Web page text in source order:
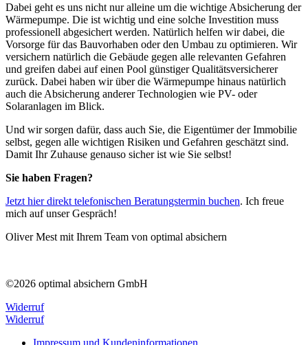
Dabei geht es uns nicht nur alleine um die wichtige Absicherung der
Wärmepumpe. Die ist wichtig und eine solche Investition muss
professionell abgesichert werden. Natürlich helfen wir dabei, die
Vorsorge für das Bauvorhaben oder den Umbau zu optimieren. Wir
versichern natürlich die Gebäude gegen alle relevanten Gefahren
und greifen dabei auf einen Pool günstiger Qualitätsversicherer
zurück. Dabei haben wir über die Wärmepumpe hinaus natürlich
auch die Absicherung anderer Technologien wie PV- oder
Solaranlagen im Blick.
Und wir sorgen dafür, dass auch Sie, die Eigentümer der Immobilie
selbst, gegen alle wichtigen Risiken und Gefahren geschätzt sind.
Damit Ihr Zuhause genauso sicher ist wie Sie selbst!
Sie haben Fragen?
Jetzt hier direkt telefonischen Beratungstermin buchen. Ich freue
mich auf unser Gespräch!
Oliver Mest mit Ihrem Team von optimal absichern
©2026 optimal absichern GmbH
Widerruf
Widerruf
Impressum und Kundeninformationen